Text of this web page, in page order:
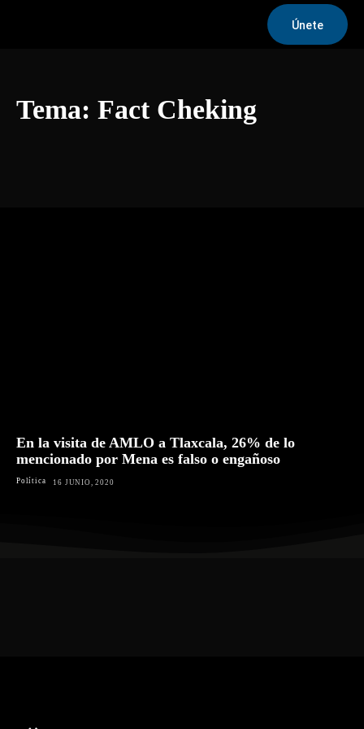
Únete
Tema: Fact Cheking
En la visita de AMLO a Tlaxcala, 26% de lo
mencionado por Mena es falso o engañoso
Política 16 JUNIO, 2020